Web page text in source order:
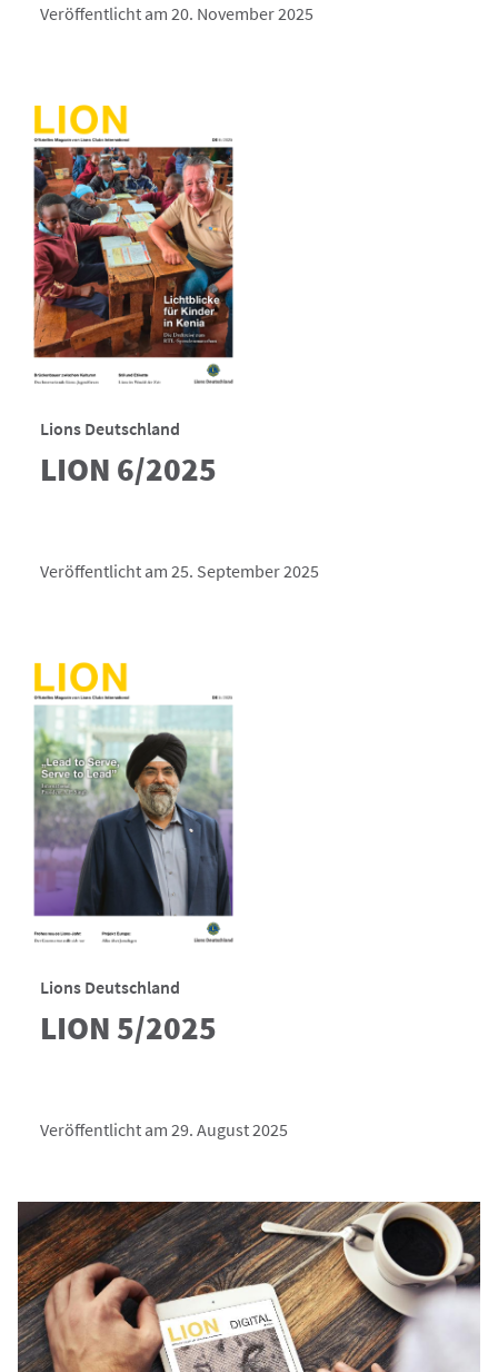
Veröffentlicht am 20. November 2025
Lions Deutschland
LION 6/2025
Veröffentlicht am 25. September 2025
Lions Deutschland
LION 5/2025
Veröffentlicht am 29. August 2025